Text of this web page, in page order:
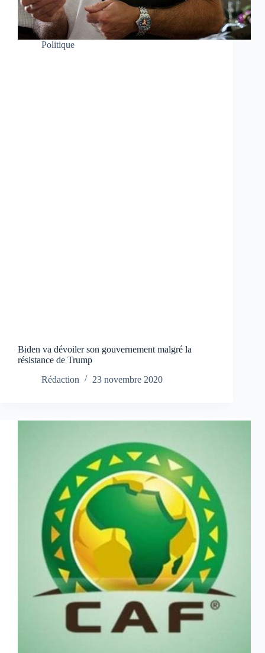
Politique
Biden va dévoiler son gouvernement malgré la
résistance de Trump
Rédaction
23 novembre 2020